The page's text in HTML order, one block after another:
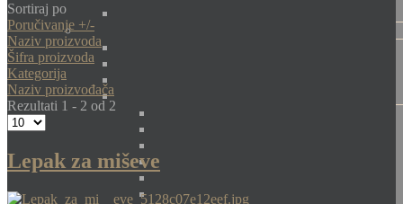
Sortiraj po
Poručivanje +/-
Naziv proizvoda
Šifra proizvoda
Kategorija
Naziv proizvođača
Rezultati 1 - 2 od 2
Lepak za miševe